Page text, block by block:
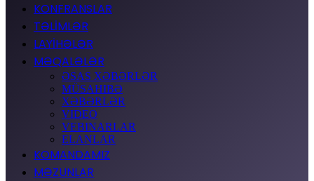
KONFRANSLAR
TƏLİMLƏR
LAYİHƏLƏR
MƏQALƏLƏR
ƏSAS XƏBƏRLƏR
MÜSAHIBƏ
XƏBƏRLƏR
VIDEO
VEBINARLAR
ELANLAR
KOMANDAMIZ
MƏZUNLAR